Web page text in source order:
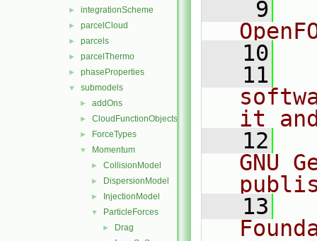
► integrationScheme
► parcelCloud
► parcels
► parcelThermo
► phaseProperties
▼ submodels
► addOns
► CloudFunctionObjects
► ForceTypes
▼ Momentum
► CollisionModel
► DispersionModel
► InjectionModel
▼ ParticleForces
► Drag
    9
   10
   11
it
   12
GNU
   13